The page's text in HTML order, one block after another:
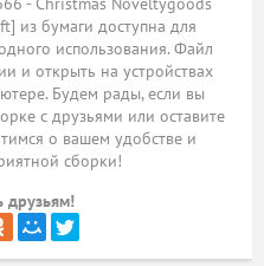
- Christmas Noveltygoods
из бумаги доступна для
использования. Файл
и открыть на устройствах
Будем рады, если вы
с друзьями или оставите
о вашем удобстве и
сборки!
друзьям!